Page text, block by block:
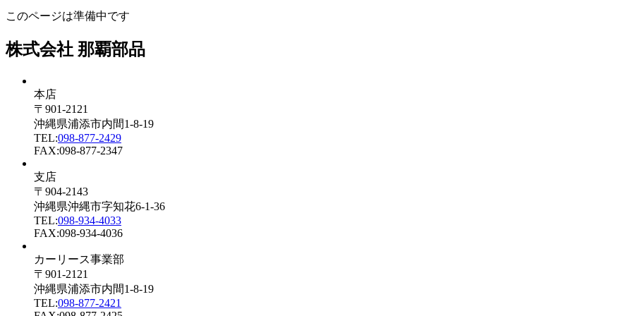
このページは準備中です
株式会社 那覇部品
本店
〒901-2121
沖縄県浦添市内間1-8-19
TEL:098-877-2429
FAX:098-877-2347
支店
〒904-2143
沖縄県沖縄市字知花6-1-36
TEL:098-934-4033
FAX:098-934-4036
カーリース事業部
〒901-2121
沖縄県浦添市内間1-8-19
TEL:098-877-2421